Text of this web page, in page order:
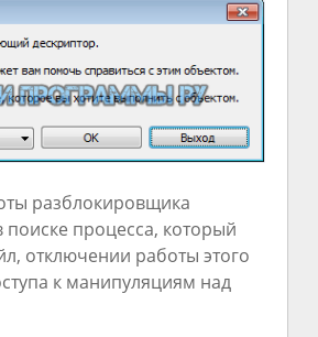
разблокировщика
поиске процесса, который
отключении работы этого
к манипуляциям над